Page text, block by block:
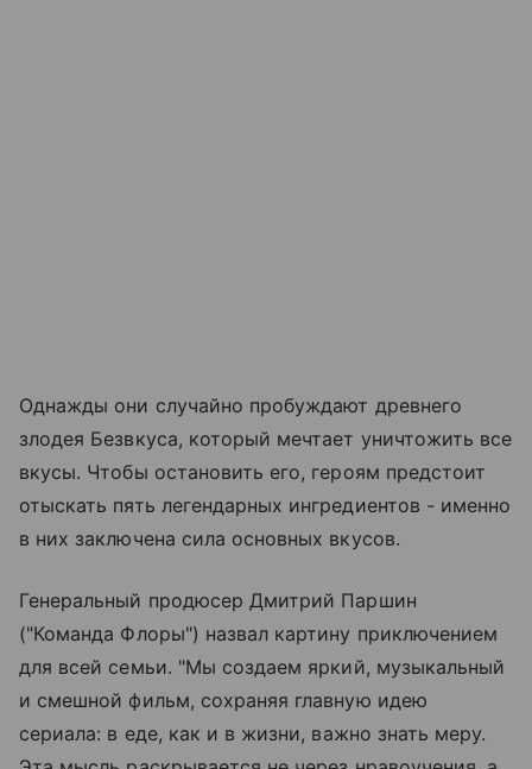
Однажды они случайно пробуждают древнего
злодея Безвкуса, который мечтает уничтожить все
вкусы. Чтобы остановить его, героям предстоит
отыскать пять легендарных ингредиентов - именно
в них заключена сила основных вкусов.
Генеральный продюсер Дмитрий Паршин
("Команда Флоры") назвал картину приключением
для всей семьи. "Мы создаем яркий, музыкальный
и смешной фильм, сохраняя главную идею
сериала: в еде, как и в жизни, важно знать меру.